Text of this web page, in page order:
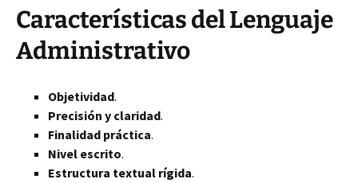
Características del Lenguaje
Administrativo
Objetividad.
Precisión y claridad.
Finalidad práctica.
Nivel escrito.
Estructura textual rígida.